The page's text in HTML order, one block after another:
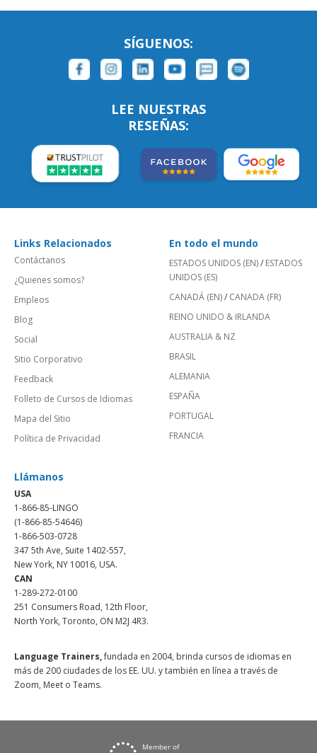
SÍGUENOS:
LEE NUESTRAS
RESEÑAS:
Links Relacionados
Contáctanos
¿Quienes somos?
Empleos
Blog
Social
Sitio Corporativo
Feedback
Folleto de Cursos de Idiomas
Mapa del Sitio
Política de Privacidad
En todo el mundo
ESTADOS UNIDOS (EN)/ ESTADOS
UNIDOS (ES)
CANADÁ (EN)/ CANADA (FR)
REINO UNIDO & IRLANDA
AUSTRALIA & NZ
BRASIL
ALEMANIA
ESPAÑA
PORTUGAL
FRANCIA
Llámanos
USA
1-866-85-LINGO
(1-866-85-54646)
1-866-503-0728
347 5th Ave, Suite 1402-557,
New York, NY 10016, USA.
CAN
1-289-272-0100
251 Consumers Road, 12th Floor,
North York, Toronto, ON M2J 4R3.
Language Trainers,fundada en 2004, brinda cursos de idiomas en
más de 200 ciudades de los EE. UU. y también en línea a través de
Zoom, Meet o Teams.